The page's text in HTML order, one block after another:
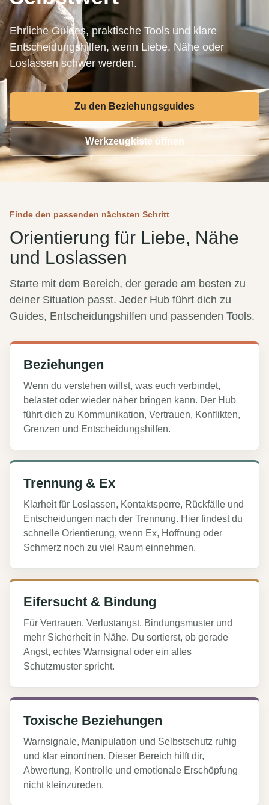
Ehrliche Guides, praktische Tools und klare
Entscheidungshilfen, wenn Liebe, Nähe oder
Loslassen schwer werden.
Zu den Beziehungsguides
Werkzeugkiste öffnen
Finde den passenden nächsten Schritt
Orientierung für Liebe, Nähe
und Loslassen
Starte mit dem Bereich, der gerade am besten zu
deiner Situation passt. Jeder Hub führt dich zu
Guides, Entscheidungshilfen und passenden Tools.
Beziehungen
Wenn du verstehen willst, was euch verbindet,
belastet oder wieder näher bringen kann. Der Hub
führt dich zu Kommunikation, Vertrauen, Konflikten,
Grenzen und Entscheidungshilfen.
Trennung & Ex
Klarheit für Loslassen, Kontaktsperre, Rückfälle und
Entscheidungen nach der Trennung. Hier findest du
schnelle Orientierung, wenn Ex, Hoffnung oder
Schmerz noch zu viel Raum einnehmen.
Eifersucht & Bindung
Für Vertrauen, Verlustangst, Bindungsmuster und
mehr Sicherheit in Nähe. Du sortierst, ob gerade
Angst, echtes Warnsignal oder ein altes
Schutzmuster spricht.
Toxische Beziehungen
Warnsignale, Manipulation und Selbstschutz ruhig
und klar einordnen. Dieser Bereich hilft dir,
Abwertung, Kontrolle und emotionale Erschöpfung
nicht kleinzureden.